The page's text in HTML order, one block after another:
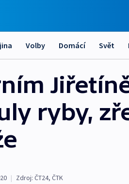
Volby Domácí Svět
ryby,
| Zdroj: ČT24, ČTK